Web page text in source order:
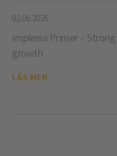
02.06.2026
Implenia Primer –
growth
LÄS MER